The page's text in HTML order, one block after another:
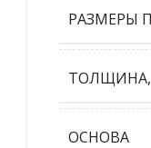
РАЗМЕРЫ
ОСНОВА